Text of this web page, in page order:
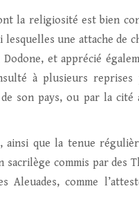
la religiosité est bien
lesquelles une attache de
et apprécié
à plusieurs reprises
son pays, ou par la cité
que la tenue
commis par des
comme